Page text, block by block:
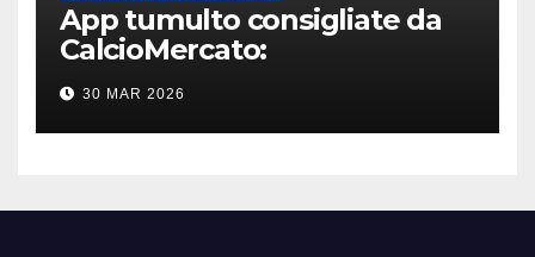
App tumulto consigliate da
CalcioMercato:
considerazione di gennaio
2026
30 MAR 2026